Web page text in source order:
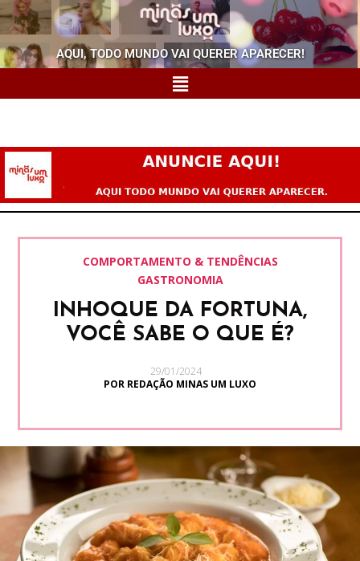
AQUI, TODO MUNDO VAI QUERER APARECER!
COMPORTAMENTO & TENDÊNCIAS
GASTRONOMIA
INHOQUE DA FORTUNA,
VOCÊ SABE O QUE É?
29/01/2024
POR REDAÇÃO MINAS UM LUXO